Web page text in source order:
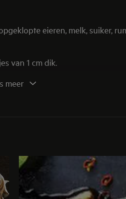
eieren, melk, suiker,
van 1 cm dik.
resterende boter in klontjes
meer